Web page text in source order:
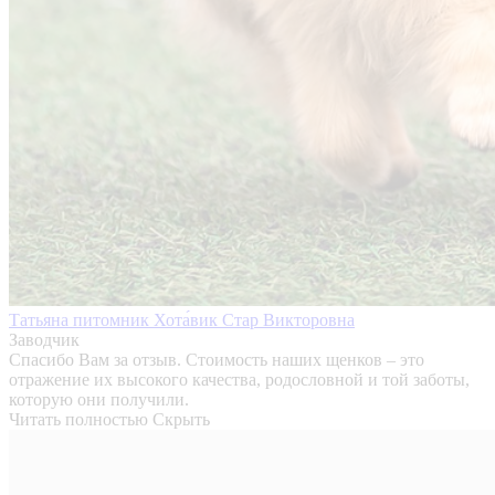
Татьяна питомник Хота́вик Стар Викторовна
Заводчик
Спасибо Вам за отзыв. Стоимость наших щенков – это
отражение их высокого качества, родословной и той заботы,
которую они получили.
Читать полностью Скрыть